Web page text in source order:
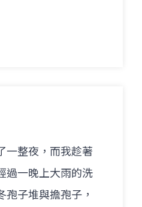
一整夜，而我趁著
過一晚上大雨的洗
子堆與擔孢子，